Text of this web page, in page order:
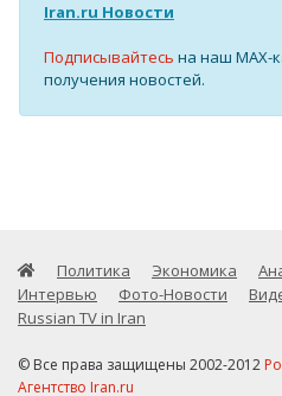
Iran.ru Новости
Подписывайтесь на наш MAX-
получения новостей.
Политика Экономика
Интервью
Фото-Новости
Russian TV in Iran
© Все права защищены 2002-2012
Агентство Iran.ru